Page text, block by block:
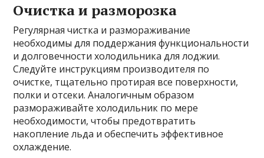
Очистка и разморозка
Регулярная чистка и размораживание
необходимы для поддержания функциональности
и долговечности холодильника для лоджии.
Следуйте инструкциям производителя по
очистке, тщательно протирая все поверхности,
полки и отсеки. Аналогичным образом
размораживайте холодильник по мере
необходимости, чтобы предотвратить
накопление льда и обеспечить эффективное
охлаждение.